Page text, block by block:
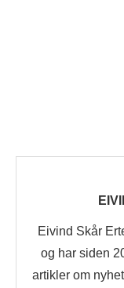
Eivind Skår
og har siden
artikler om